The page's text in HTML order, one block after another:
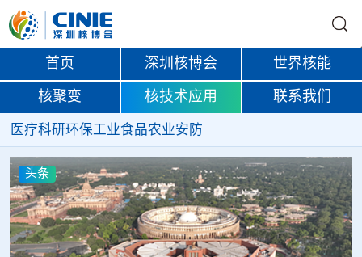
首页 深圳核博会 世界核能
核聚变 核技术应用 联系我们
医疗科研环保工业食品农业安防
头条